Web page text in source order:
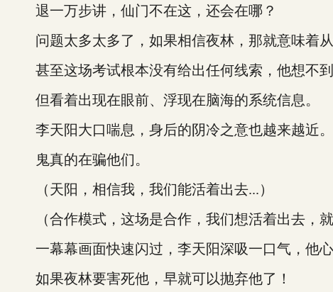
退一万步讲，仙门不在这，还会在哪？
问题太多太多了，如果相信夜林，那就意味着从
甚至这场考试根本没有给出任何线索，他想不到
但看着出现在眼前、浮现在脑海的系统信息。
李天阳大口喘息，身后的阴冷之意也越来越近。
鬼真的在骗他们。
（天阳，相信我，我们能活着出去...）
（合作模式，这场是合作，我们想活着出去，就
一幕幕画面快速闪过，李天阳深吸一口气，他心
如果夜林要害死他，早就可以抛弃他了！